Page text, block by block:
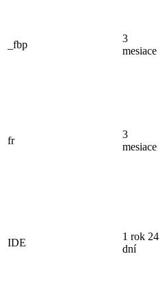
_fbp
3
mesiace
fr
3
mesiace
IDE
1 rok 24
dní